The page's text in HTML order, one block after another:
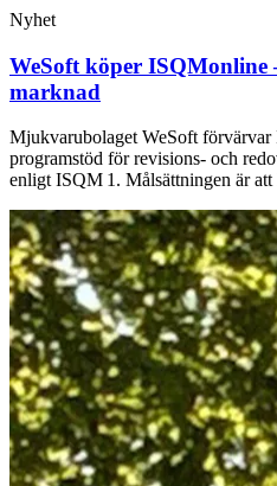
Nyhet
WeSoft köper ISQMonline
marknad
Mjukvarubolaget WeSoft
programstöd för revisions- och
enligt ISQM 1. Målsättningen är att